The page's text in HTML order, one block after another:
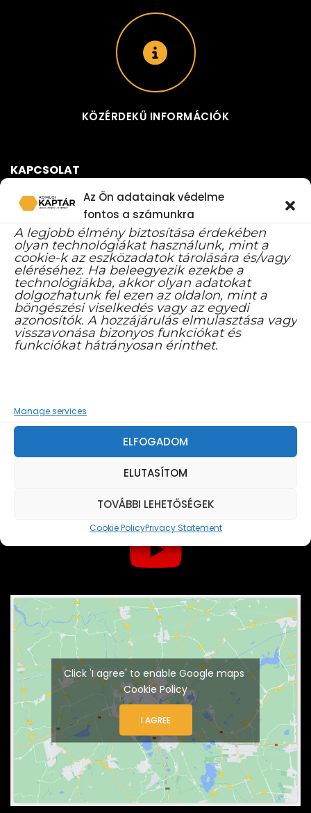
Az Ön adatainak védelme
fontos a számunkra
A legjobb élmény biztosítása érdekében
olyan technológiákat használunk, mint a
cookie-k az eszközadatok tárolására és/vagy
eléréséhez. Ha beleegyezik ezekbe a
technológiákba, akkor olyan adatokat
dolgozhatunk fel ezen az oldalon, mint a
böngészési viselkedés vagy az egyedi
azonosítók. A hozzájárulás elmulasztása vagy
visszavonása bizonyos funkciókat és
funkciókat hátrányosan érinthet.
Manage services
ELFOGADOM
ELUTASÍTOM
TOVÁBBI LEHETŐSÉGEK
Cookie PolicyPrivacy Statement
KÖZÉRDEKŰ INFORMÁCIÓK
KAPCSOLAT
KOMLÓI KAPTÁR MŰVELŐDÉSI KÖZPONT
ADÓSZÁM:
16626782-2-02
7300 Komló, 48-as tér 1. B ép.
info@komloikaptar.hu
+36 72 483 014
FACEBOOK YOUTUBE CSATORNA
Click 'I agree' to enable Google maps
Cookie Policy
I AGREE